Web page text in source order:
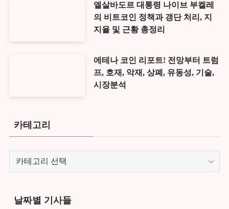
엘살바도르 대통령 나이브 부켈레
의 비트코인 정책과 갱단 처리, 지
지율 및 근황 총정리
에테나 코인 리포트! 전망부터 트럼
프, 호재, 악재, 상폐, 유동성, 기술,
시장분석
카테고리
리
날짜별 기사들